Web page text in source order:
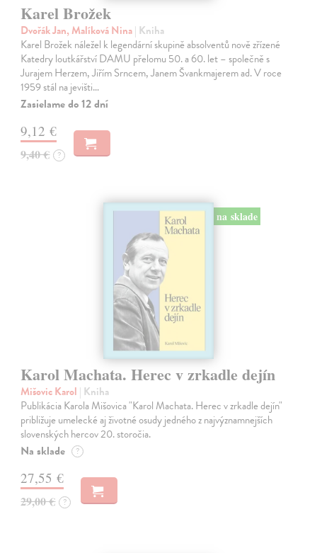
Karel Brožek
Dvořák Jan, Malíková Nina| Kniha
Karel Brožek náležel k legendární skupině absolventů nově zřízené
Katedry loutkářství DAMU přelomu 50. a 60. let – společně s
Jurajem Herzem, Jiřím Srncem, Janem Švankmajerem ad. V roce
1959 stál na jevišti…
Zasielame do 12 dní
9,12 €
9,40 € ?
na sklade
Karol Machata. Herec v zrkadle dejín
Mišovic Karol | Kniha
Publikácia Karola Mišovica "Karol Machata. Herec v zrkadle dejín"
približuje umelecké aj životné osudy jedného z najvýznamnejších
slovenských hercov 20. storočia.
Na sklade ?
27,55 €
29,00 € ?